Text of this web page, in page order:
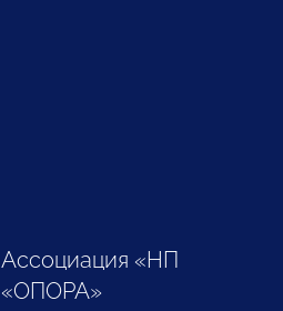
Ассоциация «НП
«ОПОРА»